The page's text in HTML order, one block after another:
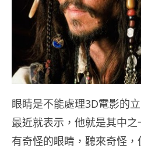
眼睛是不能處理3D電影的
最近就表示，他就是其中
有奇怪的眼睛，聽來奇怪